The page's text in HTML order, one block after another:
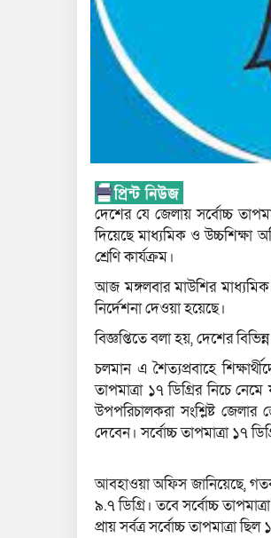
দেশের যে জেলায় সর্বোচ্চ
দিয়েছে মাধ্যমিক ও উচ্চশিক্ষা
শ্রেণি কার্যক্রম।
আজ মঙ্গলবার মাউশির
নির্দেশনা দেওয়া হয়েছে।
বিজ্ঞপ্তিতে বলা হয়, দেশের
চলমান এ শৈত্যপ্রবাহে
তাপমাত্রা ১৭ ডিগ্রির নিচে
উপপরিচালকরা সংশ্লিষ্ট জেলার
দেবেন। সর্বোচ্চ তাপমাত্রা ১৭
আবহাওয়া অফিস জানিয়েছে,
৯.৭ ডিগ্রি। তবে সর্বোচ্চ
প্রায় সর্বত্র সর্বোচ্চ তাপমাত্রা ছিল